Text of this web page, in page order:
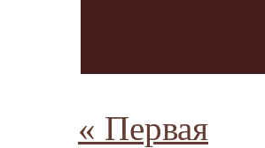
« Первая